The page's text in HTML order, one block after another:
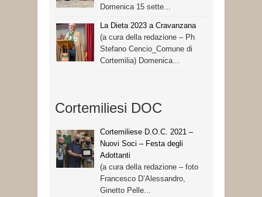
Domenica 15 sette...
La Dieta 2023 a Cravanzana
(a cura della redazione – Ph
Stefano Cencio_Comune di
Cortemilia) Domenica...
Cortemiliesi DOC
Cortemiliese D.O.C. 2021 –
Nuovi Soci – Festa degli
Adottanti
(a cura della redazione – foto
Francesco D’Alessandro,
Ginetto Pelle...